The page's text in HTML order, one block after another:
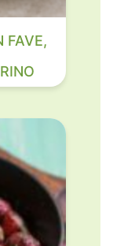
FAVE,